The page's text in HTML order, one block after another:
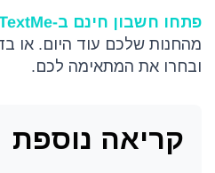
פתחו חשבון חינם ב-TextMe
מהחנות שלכם עוד היום. או
ובחרו את המתאימה לכם.
קריאה נוספת